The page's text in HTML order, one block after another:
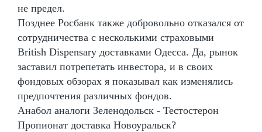
не предел.
Позднее Росбанк также добровольно отказался от
сотрудничества с несколькими страховыми
British Dispensary доставками Одесса. Да, рынок
заставил потрепетать инвестора, и в своих
фондовых обзорах я показывал как изменялись
предпочтения различных фондов.
Анабол аналоги Зеленодольск - Тестостерон
Пропионат доставка Новоуральск?